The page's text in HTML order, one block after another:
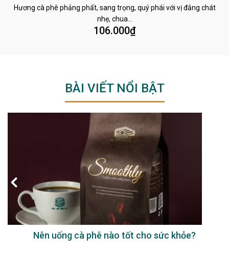
Hương cà phê phảng phất, sang trọng, quý phái với vị đắng chát
nhẹ, chua…
106.000₫
BÀI VIẾT NỔI BẬT
Nên uống cà phê nào tốt cho sức khỏe?